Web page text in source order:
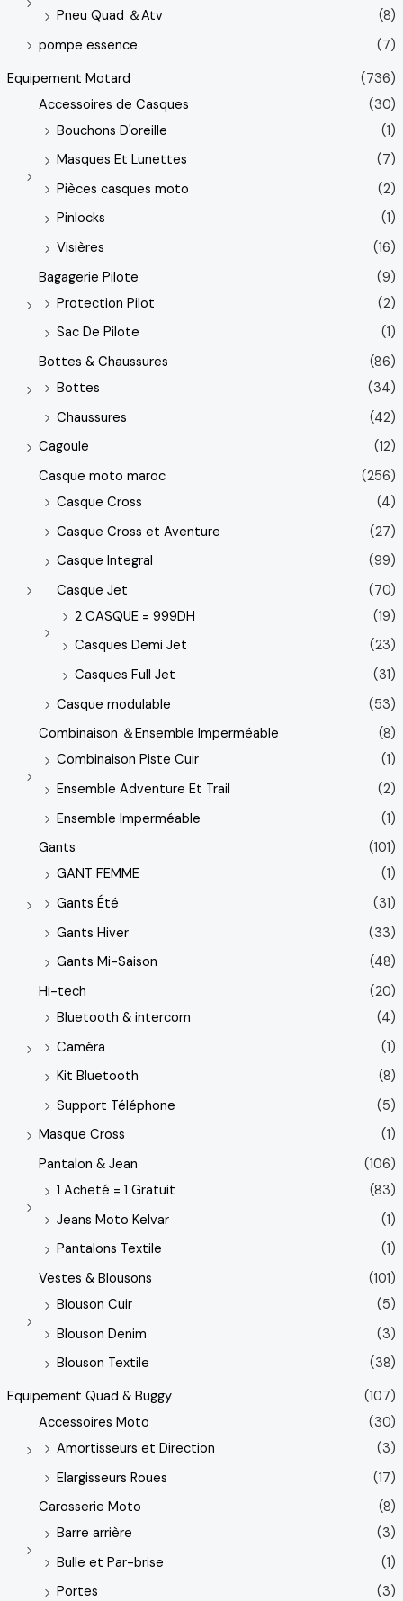
Pneu Quad ＆Atv
(8)
pompe essence
(7)
Equipement Motard
(736)
Accessoires de Casques
(30)
Bouchons D'oreille
(1)
Masques Et Lunettes
(7)
Pièces casques moto
(2)
Pinlocks
(1)
Visières
(16)
Bagagerie Pilote
(9)
Protection Pilot
(2)
Sac De Pilote
(1)
Bottes & Chaussures
(86)
Bottes
(34)
Chaussures
(42)
Cagoule
(12)
Casque moto maroc
(256)
Casque Cross
(4)
Casque Cross et Aventure
(27)
Casque Integral
(99)
Casque Jet
(70)
2 CASQUE = 999DH
(19)
Casques Demi Jet
(23)
Casques Full Jet
(31)
Casque modulable
(53)
Combinaison ＆Ensemble Imperméable
(8)
Combinaison Piste Cuir
(1)
Ensemble Adventure Et Trail
(2)
Ensemble Imperméable
(1)
Gants
(101)
GANT FEMME
(1)
Gants Été
(31)
Gants Hiver
(33)
Gants Mi-Saison
(48)
Hi-tech
(20)
Bluetooth & intercom
(4)
Caméra
(1)
Kit Bluetooth
(8)
Support Téléphone
(5)
Masque Cross
(1)
Pantalon & Jean
(106)
1 Acheté = 1 Gratuit
(83)
Jeans Moto Kelvar
(1)
Pantalons Textile
(1)
Vestes & Blousons
(101)
Blouson Cuir
(5)
Blouson Denim
(3)
Blouson Textile
(38)
Equipement Quad & Buggy
(107)
Accessoires Moto
(30)
Amortisseurs et Direction
(3)
Elargisseurs Roues
(17)
Carosserie Moto
(8)
Barre arrière
(3)
Bulle et Par-brise
(1)
Portes
(3)